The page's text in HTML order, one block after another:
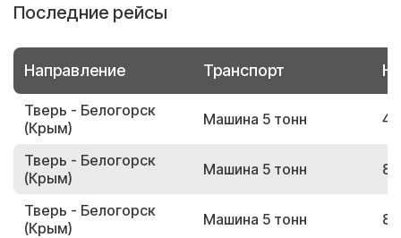
Последние рейсы
Направление Транспорт
Тверь - Белогорск
(Крым)
Машина 5 тонн
Тверь - Белогорск
(Крым)
Машина 5 тонн
Тверь - Белогорск
(Крым)
Машина 5 тонн